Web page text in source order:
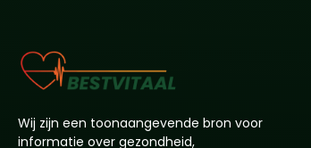
Wij zijn een toonaangevende bron voor
informatie over gezondheid,